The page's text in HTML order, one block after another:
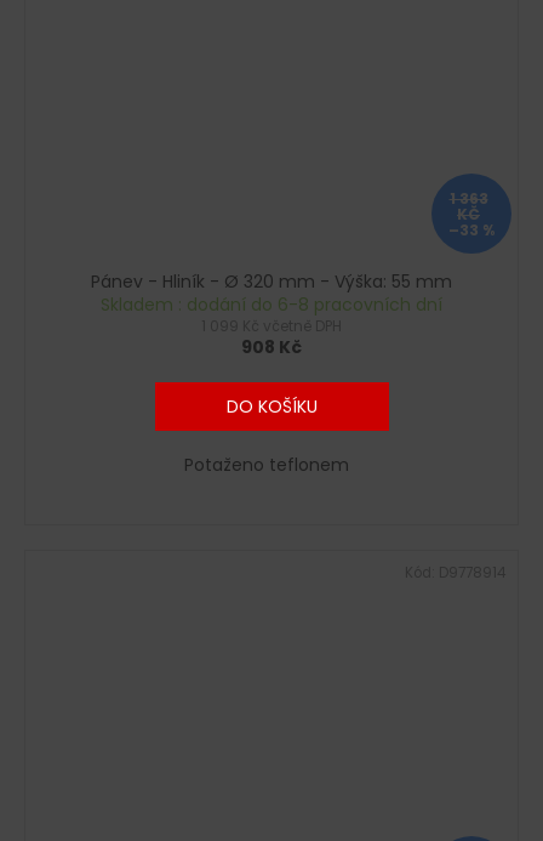
1 363
KČ
–33 %
Pánev - Hliník - Ø 320 mm - Výška: 55 mm
Skladem : dodání do 6-8 pracovních dní
908 Kč
DO KOŠÍKU
Potaženo teflonem